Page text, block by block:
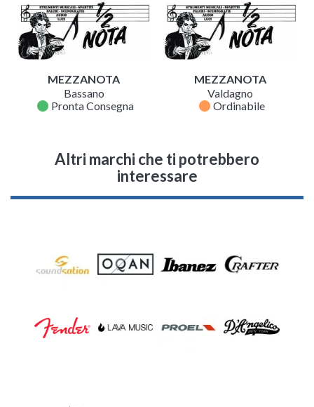
MEZZANOTA
Bassano
fiber_manual_record Pronta Consegna
MEZZANOTA
Valdagno
fiber_manual_record Ordinabile
Altri marchi che ti potrebbero
interessare